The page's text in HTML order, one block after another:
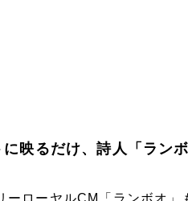
映るだけ、詩人「ラン
ーローヤルCM「ランボオ」